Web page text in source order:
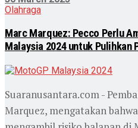
Olahraga
Marc Marquez: Pecco Perlu
Malaysia 2024 untuk Pulihkan
Suaranusantara.com -
Marquez, mengatakan